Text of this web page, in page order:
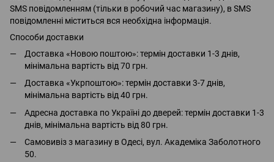
SMS повідомленням (тільки в робочий час магазину), в SMS
повідомленні міститься вся необхідна інформація.
Способи доставки
Доставка «Новою поштою»: термін доставки 1-3 днів,
мінімальна вартість від 70 грн.
Доставка «Укрпоштою»: термін доставки 3-7 днів,
мінімальна вартість від 40 грн.
Адресна доставка по Україні до дверей: термін доставки 1-3
днів, мінімальна вартість від 80 грн.
Самовивіз з магазину в Одесі, вул. Академіка Заболотного
50.